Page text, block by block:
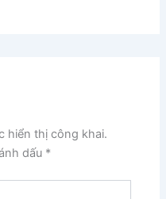
hiển thị công khai.
dấu *